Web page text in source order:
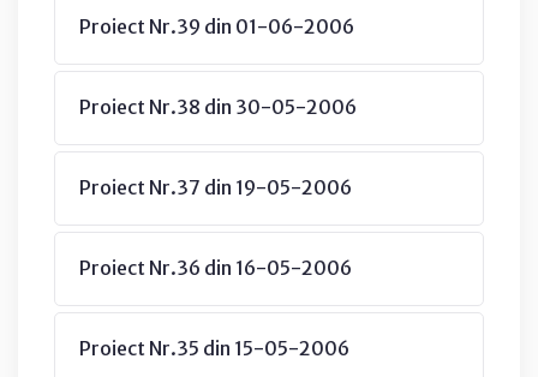
Proiect Nr.39 din 01-06-2006
Proiect Nr.38 din 30-05-2006
Proiect Nr.37 din 19-05-2006
Proiect Nr.36 din 16-05-2006
Proiect Nr.35 din 15-05-2006